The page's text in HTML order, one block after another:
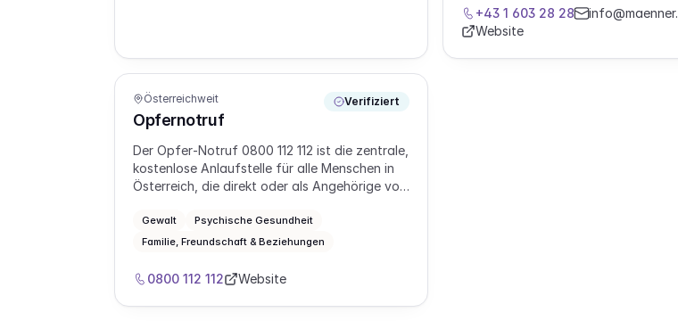
+43 1 603 28 28
Website
Österreichweit
Opfernotruf
Verifiziert
Der Opfer‑Notruf 0800 112 112 ist die zentrale,
kostenlose Anlaufstelle für alle Menschen in
Österreich, die direkt oder als Angehörige von
psychosoziale Fachkräfte beraten anonym
und vertraulich am Telefon und online,
Einordnung des Erlebten, informieren über
bei Bedarf an passende Opferhilfe‑ und
Gewalt
Psychische Gesundheit
Familie, Freundschaft & Beziehungen
0800 112 112 Website